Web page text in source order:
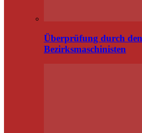
Überprüfung durch den
Bezirksmaschinisten